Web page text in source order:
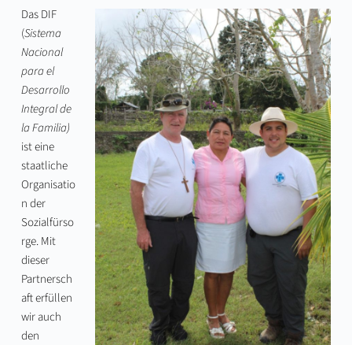
Das DIF
(Sistema
Nacional
para el
Desarrollo
Integral de
la Familia)
ist eine
staatliche
Organisatio
n der
Sozialfürso
rge. Mit
dieser
Partnersch
aft erfüllen
wir auch
den